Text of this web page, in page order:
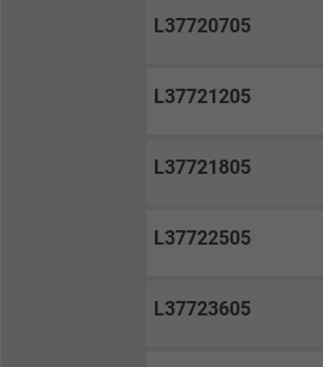
L37720705
L37721205
L37721805
L37722505
L37723605